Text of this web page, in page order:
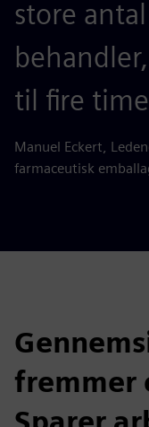
store
til fire
Manuel Eckert,
farmaceutisk